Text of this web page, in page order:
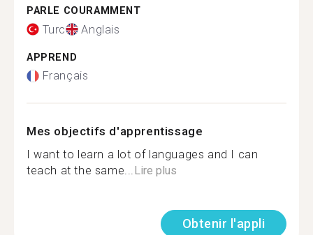
PARLE COURAMMENT
Turc Anglais
APPREND
Français
Mes objectifs d'apprentissage
I want to learn a lot of languages and I can
teach at the same...Lire plus
Obtenir l'appli